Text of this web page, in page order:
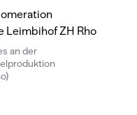
an der